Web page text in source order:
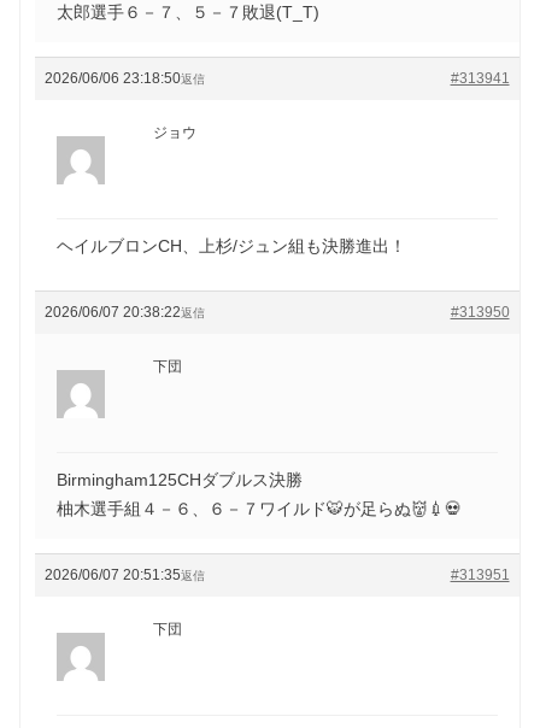
太郎選手６－７、５－７敗退(T_T)
2026/06/06 23:18:50 #313941
返信
ジョウ
ヘイルブロンCH、上杉/ジュン組も決勝進出！
2026/06/07 20:38:22 #313950
返信
下団
Birmingham125CHダブルス決勝
柚木選手組４－６、６－７ワイルド🐯が足らぬ👹💉💀
2026/06/07 20:51:35 #313951
返信
下団